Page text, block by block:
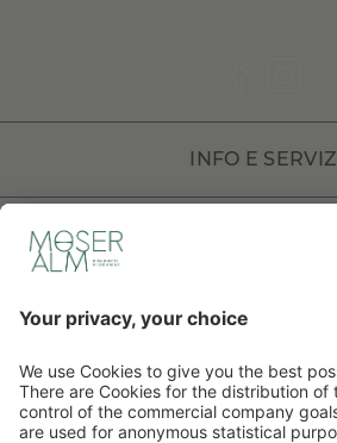
INFO E SERVIZI